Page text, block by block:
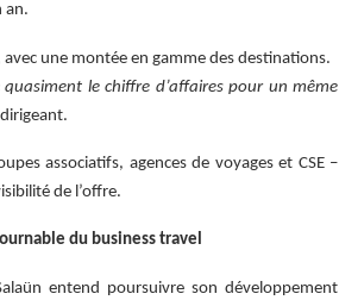
an.
une montée en gamme des destinations.
le chiffre d’affaires pour un même
associatifs, agences de voyages et CSE –
de l’offre.
du business travel
entend poursuivre son développement